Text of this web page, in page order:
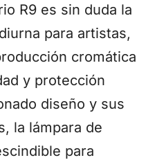
R9 es sin duda la
para artistas,
cromática
y protección
diseño y sus
la lámpara de
para